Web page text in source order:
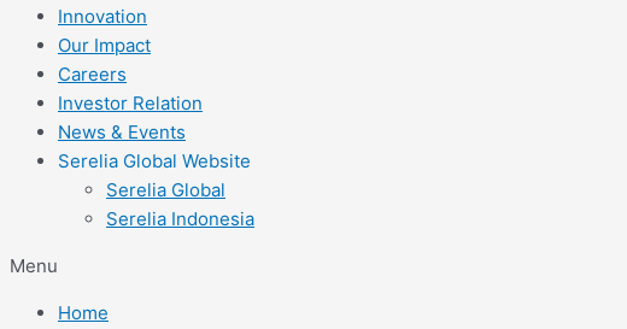
Innovation
Our Impact
Careers
Investor Relation
News & Events
Serelia Global Website
Serelia Global
Serelia Indonesia
Menu
Home